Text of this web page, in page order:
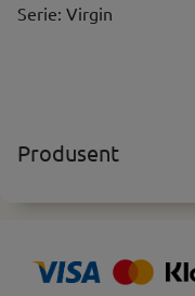
Serie: Virgin
Produsent